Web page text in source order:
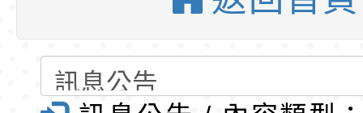
訓練課程」，歡迎已
育專業人員資格者報
民小學115學年度「
理人員」甄選
東門國小115學年度
梯特教代課教師甄選
公告(尚有缺額)
錄取公告-桃園市桃
民小學115學年度「
東門國小115學年度
月至6月「原
育師資修習